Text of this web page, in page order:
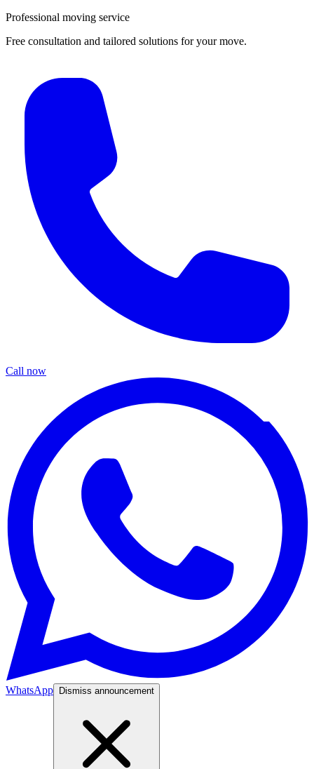
Professional moving service
Free consultation and tailored solutions for your move.
Call now
WhatsApp Dismiss announcement